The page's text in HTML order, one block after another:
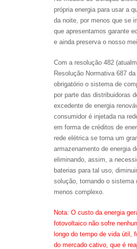
própria energia para usar a
da noite, por menos que se
que apresentamos garante
e ainda preserva o nosso
Com a resolução 482
Resolução Normativa 687
obrigatório o sistema de
por parte das distribuidoras
excedente de energia
consumidor é injetada na
em forma de créditos de
rede elétrica se torna um
armazenamento de energia
eliminando, assim, a
baterias para tal uso,
solução, tornando o sistema
menos complexo.
Nota: O custo da energia
fotovoltaico não sofre
longo do tempo de vida útil,
do mercado cativo, que é